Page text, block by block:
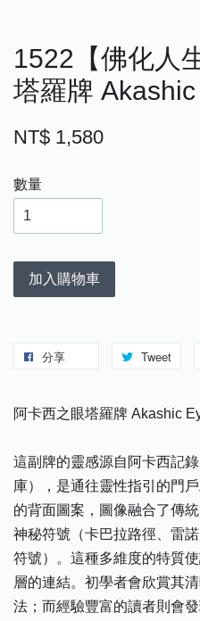
1522【佛化人
塔羅牌
NT$ 1,580
數量
加入購物車
分享 Tweet
阿卡西之眼塔羅牌 Akashic
這副牌的靈感源自阿卡西記
庫），是通往靈性指引的門
的背面圖案，圖像融合了傳
神秘符號（卡巴拉路徑、雷
符號）。這種多維度的特質
層的連結。初學者會欣賞其
法；而經驗豐富的讀者則會